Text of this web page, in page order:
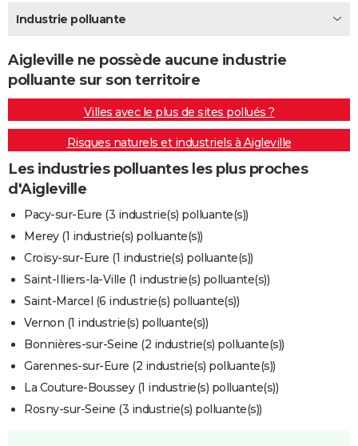
Destinations
City break
Voyage nature
Voyage de noces
Forum
Climat
+PHOTO
GUIDES D'ACHAT
BONS PLANS
CARTE DE VOEUX
Carte de Noël
Carte Bonne année
Carte Saint-Valentin
Carte Pâques
Carte d'anniversaire
DICTIONNAIRE
Dictionnaire
Biographies
Citations
Expressions
Proverbes
PROGRAMME TV
COPAINS D'AVANT
S'inscrire
Se connecter
Lycées
Collèges
Primaires
Universités
Entreprises
Service militaire
Avis de recherche
AVIS DE DÉCÈS
FORUM
Bricolage
Lifestyle
Culture
Sport
Auto
Television
Voyage
Cinema
Industrie polluante
Aigleville ne possède aucune industrie
polluante sur son territoire
Villes avec le plus de sites pollués ?
Risques naturels et industriels à Aigleville
Les industries polluantes les plus proches
d'Aigleville
Pacy-sur-Eure (3 industrie(s) polluante(s))
Merey (1 industrie(s) polluante(s))
Croisy-sur-Eure (1 industrie(s) polluante(s))
Saint-Illiers-la-Ville (1 industrie(s) polluante(s))
Saint-Marcel (6 industrie(s) polluante(s))
Vernon (1 industrie(s) polluante(s))
Bonnières-sur-Seine (2 industrie(s) polluante(s))
Garennes-sur-Eure (2 industrie(s) polluante(s))
La Couture-Boussey (1 industrie(s) polluante(s))
Rosny-sur-Seine (3 industrie(s) polluante(s))